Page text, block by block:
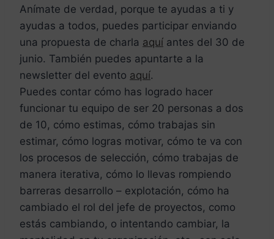
Anímate de verdad, porque te ayudas a ti y
ayudas a todos, puedes participar enviando
una propuesta de charla aquí antes del 30 de
junio. También puedes apuntarte a la
newsletter del evento aquí.
Puedes contar cómo has logrado hacer
funcionar tu equipo de ser 20 personas a dos
de 10, cómo estimas, cómo trabajas sin
estimar, cómo logras motivar, cómo te va con
los procesos de selección, cómo trabajas de
manera iterativa, cómo lo llevas rompiendo
barreras desarrollo – explotación, cómo ha
cambiado el rol del jefe de proyectos, como
estás cambiando, o intentando cambiar, la